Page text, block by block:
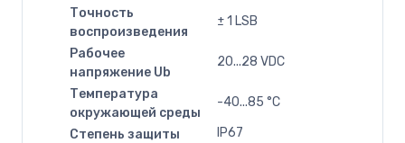
Точность
воспроизведения
± 1 LSB
Рабочее
напряжение Ub
20...28 VDC
Температура
окружающей среды
-40...85 °C
Степень защиты
IP67